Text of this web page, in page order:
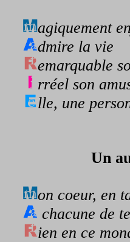
agiquement
dmire la vie
emarquable
rréel son
lle, une
Un
on coeur, en
chacune de
ien en ce